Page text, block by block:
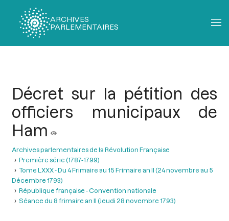
ARCHIVES
PARLEMENTAIRES
Décret sur la pétition des
officiers municipaux de
Ham
Archives parlementaires de la Révolution Française
Première série (1787-1799)
Tome LXXX - Du 4 Frimaire au 15 Frimaire an II (24 novembre au 5
Décembre 1793)
République française - Convention nationale
Séance du 8 frimaire an II (Jeudi 28 novembre 1793)